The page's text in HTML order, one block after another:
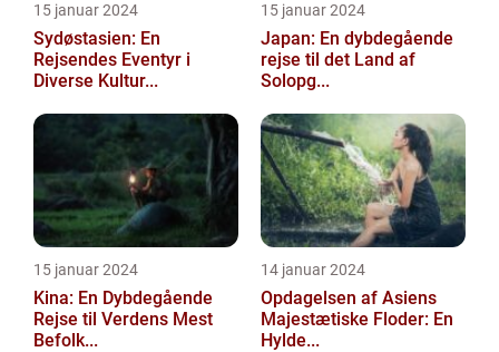
15 januar 2024
Sydøstasien: En
Rejsendes Eventyr i
Diverse Kultur...
15 januar 2024
Japan: En dybdegående
rejse til det Land af
Solopg...
15 januar 2024
Kina: En Dybdegående
Rejse til Verdens Mest
Befolk...
14 januar 2024
Opdagelsen af Asiens
Majestætiske Floder: En
Hylde...